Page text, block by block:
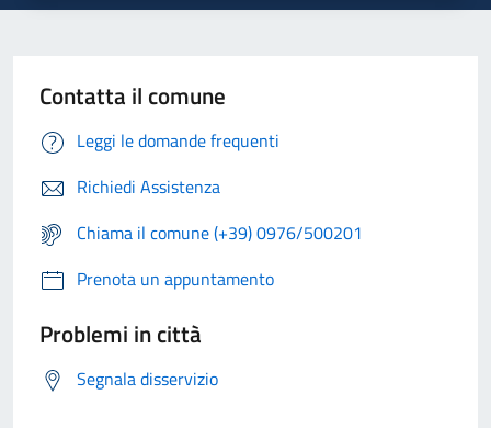
Contatta il comune
Leggi le domande frequenti
Richiedi Assistenza
Chiama il comune (+39) 0976/500201
Prenota un appuntamento
Problemi in città
Segnala disservizio